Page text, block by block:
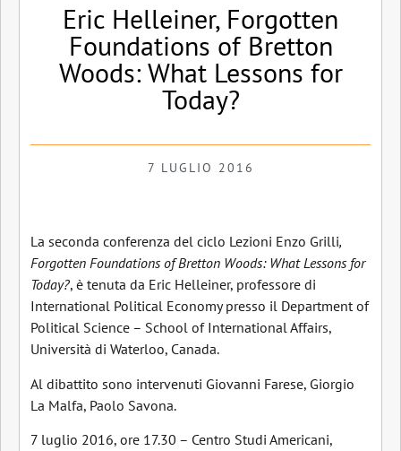
Eric Helleiner, Forgotten
Foundations of Bretton
Woods: What Lessons for
Today?
7 LUGLIO 2016
La seconda conferenza del ciclo Lezioni Enzo Grilli,
Forgotten Foundations of Bretton Woods: What Lessons for
Today?, è tenuta da Eric Helleiner, professore di
International Political Economy presso il Department of
Political Science – School of International Affairs,
Università di Waterloo, Canada.
Al dibattito sono intervenuti Giovanni Farese, Giorgio
La Malfa, Paolo Savona.
7 luglio 2016, ore 17.30 – Centro Studi Americani,